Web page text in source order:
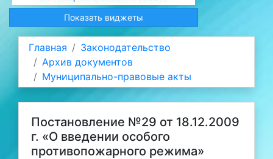
Показать виджеты
Главная
Законодательство
Архив документов
Муниципально-правовые акты
Постановление №29 от 18.12.2009
г. «О введении особого
противопожарного режима»